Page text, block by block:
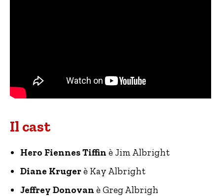
Il cast
Hero Fiennes Tiffin è Jim Albright
Diane Krugerè Kay Albright
Jeffrey Donovan è Greg Albrigh